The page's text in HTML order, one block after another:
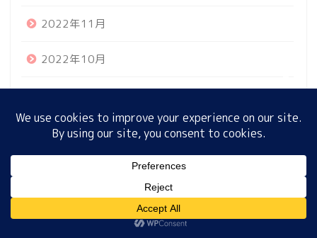
2022年11月
2022年10月
2022年8月
2022年6月
プロフィール サイトマップ